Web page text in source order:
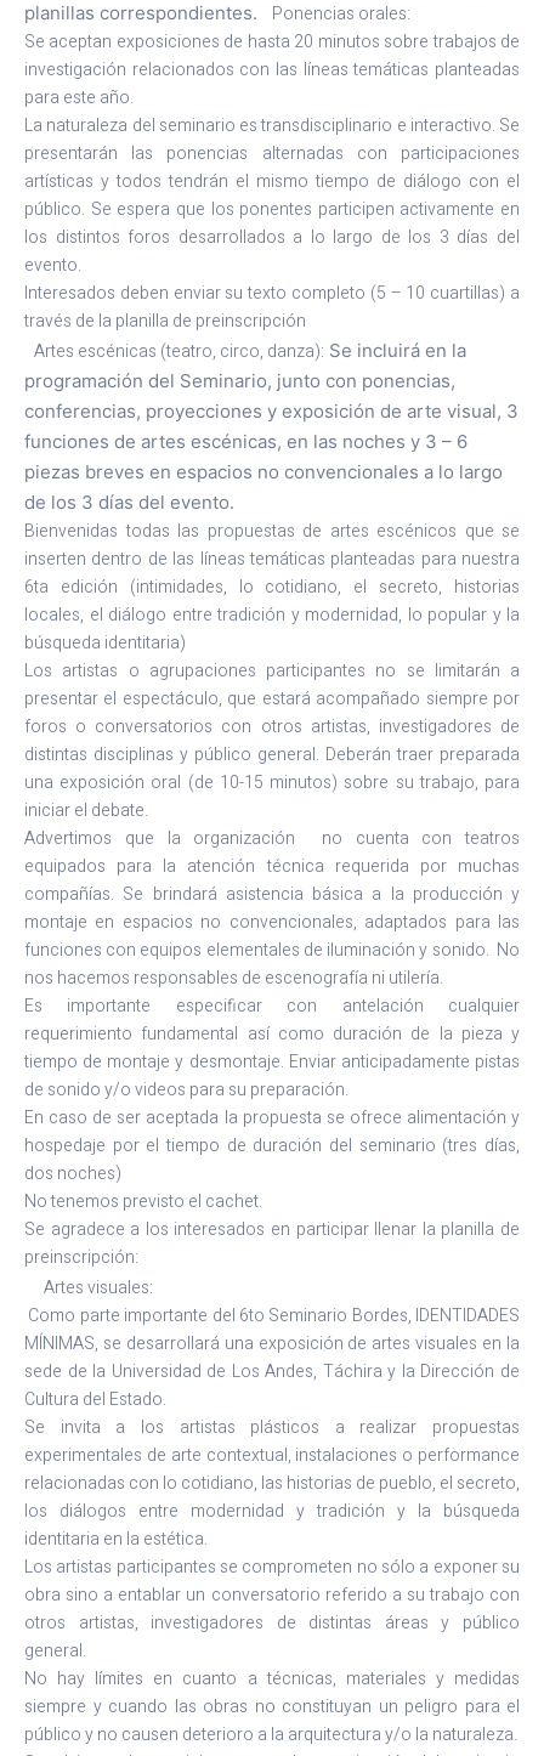
planillas correspondientes. Ponencias orales:
Se aceptan exposiciones de hasta 20 minutos sobre trabajos de
investigación relacionados con las líneas temáticas planteadas
para este año.
La naturaleza del seminario es transdisciplinario e interactivo. Se
presentarán las ponencias alternadas con participaciones
artísticas y todos tendrán el mismo tiempo de diálogo con el
público. Se espera que los ponentes participen activamente en
los distintos foros desarrollados a lo largo de los 3 días del
evento.
Interesados deben enviar su texto completo (5 – 10 cuartillas) a
través de la planilla de preinscripción
Artes escénicas (teatro, circo, danza): Se incluirá en la
programación del Seminario, junto con ponencias,
conferencias, proyecciones y exposición de arte visual, 3
funciones de artes escénicas, en las noches y 3 – 6
piezas breves en espacios no convencionales a lo largo
de los 3 días del evento.
Bienvenidas todas las propuestas de artes escénicos que se
inserten dentro de las líneas temáticas planteadas para nuestra
6ta edición (intimidades, lo cotidiano, el secreto, historias
locales, el diálogo entre tradición y modernidad, lo popular y la
búsqueda identitaria)
Los artistas o agrupaciones participantes no se limitarán a
presentar el espectáculo, que estará acompañado siempre por
foros o conversatorios con otros artistas, investigadores de
distintas disciplinas y público general. Deberán traer preparada
una exposición oral (de 10-15 minutos) sobre su trabajo, para
iniciar el debate.
Advertimos que la organización no cuenta con teatros
equipados para la atención técnica requerida por muchas
compañías. Se brindará asistencia básica a la producción y
montaje en espacios no convencionales, adaptados para las
funciones con equipos elementales de iluminación y sonido. No
nos hacemos responsables de escenografía ni utilería.
Es importante especificar con antelación cualquier
requerimiento fundamental así como duración de la pieza y
tiempo de montaje y desmontaje. Enviar anticipadamente pistas
de sonido y/o videos para su preparación.
En caso de ser aceptada la propuesta se ofrece alimentación y
hospedaje por el tiempo de duración del seminario (tres días,
dos noches)
No tenemos previsto el cachet.
Se agradece a los interesados en participar llenar la planilla de
preinscripción:
Artes visuales:
Como parte importante del 6to Seminario Bordes, IDENTIDADES
MÍNIMAS, se desarrollará una exposición de artes visuales en la
sede de la Universidad de Los Andes, Táchira y la Dirección de
Cultura del Estado.
Se invita a los artistas plásticos a realizar propuestas
experimentales de arte contextual, instalaciones o performance
relacionadas con lo cotidiano, las historias de pueblo, el secreto,
los diálogos entre modernidad y tradición y la búsqueda
identitaria en la estética.
Los artistas participantes se comprometen no sólo a exponer su
obra sino a entablar un conversatorio referido a su trabajo con
otros artistas, investigadores de distintas áreas y público
general.
No hay límites en cuanto a técnicas, materiales y medidas
siempre y cuando las obras no constituyan un peligro para el
público y no causen deterioro a la arquitectura y/o la naturaleza.